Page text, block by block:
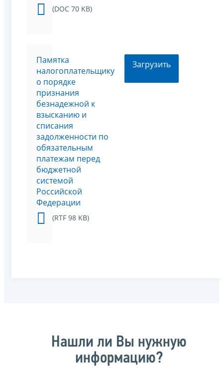
(DOC 70 KB)
Памятка
налогоплательщику
о порядке
признания
безнадежной к
взысканию и
списания
задолженности по
обязательным
платежам перед
бюджетной
системой
Российской
Федерации
(RTF 98 KB)
Загрузить
Нашли ли Вы нужную
информацию?